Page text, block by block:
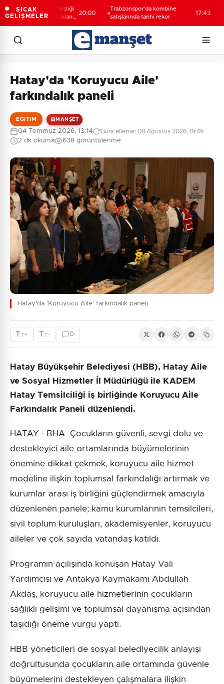
SICAK
GELİŞMELER
Türk-Kürt kardeşliği
değil, bu toprakların
20:00
Trabzonspor’da kombine
satışlarında tarihi rekor
17:43
Hatay'da 'Koruyucu Aile'
farkındalık paneli
EĞITIM MANŞET
04 Temmuz 2026, 13:14 Güncelleme: 08 Ağustos 2026, 19:49
2 dk okuma 638 görüntülenme
Hatay'da 'Koruyucu Aile' farkındalık paneli
TT+ TT - 0
Hatay Büyükşehir Belediyesi (HBB), Hatay Aile
ve Sosyal Hizmetler İl Müdürlüğü ile KADEM
Hatay Temsilciliği iş birliğinde Koruyucu Aile
Farkındalık Paneli düzenlendi.
HATAY - BHA Çocukların güvenli, sevgi dolu ve
destekleyici aile ortamlarında büyümelerinin
önemine dikkat çekmek, koruyucu aile hizmet
modeline ilişkin toplumsal farkındalığı artırmak ve
kurumlar arası iş birliğini güçlendirmek amacıyla
düzenlenen panele; kamu kurumlarının temsilcileri,
sivil toplum kuruluşları, akademisyenler, koruyucu
aileler ve çok sayıda vatandaş katıldı.
Programın açılışında konuşan Hatay Vali
Yardımcısı ve Antakya Kaymakamı Abdullah
Akdaş, koruyucu aile hizmetlerinin çocukların
sağlıklı gelişimi ve toplumsal dayanışma açısından
taşıdığı öneme vurgu yaptı.
HBB yöneticileri de sosyal belediyecilik anlayışı
doğrultusunda çocukların aile ortamında güvenle
büyümelerini destekleyen çalışmalara ilişkin